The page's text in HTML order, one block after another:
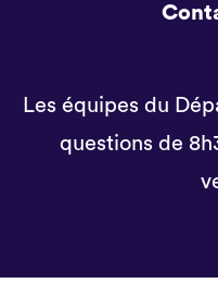
Les équipes du
questions de